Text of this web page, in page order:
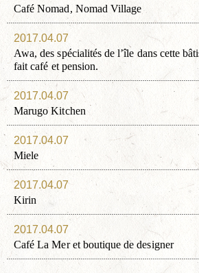
Café Nomad, Nomad Village
2017.04.07
Awa, des spécialités de l’île dans cette
fait café et pension.
2017.04.07
Marugo Kitchen
2017.04.07
Miele
2017.04.07
Kirin
2017.04.07
Café La Mer et boutique de designer